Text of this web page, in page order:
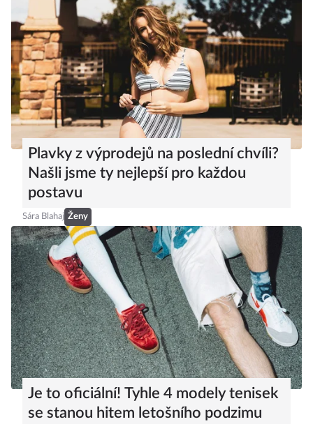
Plavky z výprodejů na poslední chvíli?
Našli jsme ty nejlepší pro každou
postavu
Sára Blahaj Ženy
Je to oficiální! Tyhle 4 modely tenisek
se stanou hitem letošního podzimu